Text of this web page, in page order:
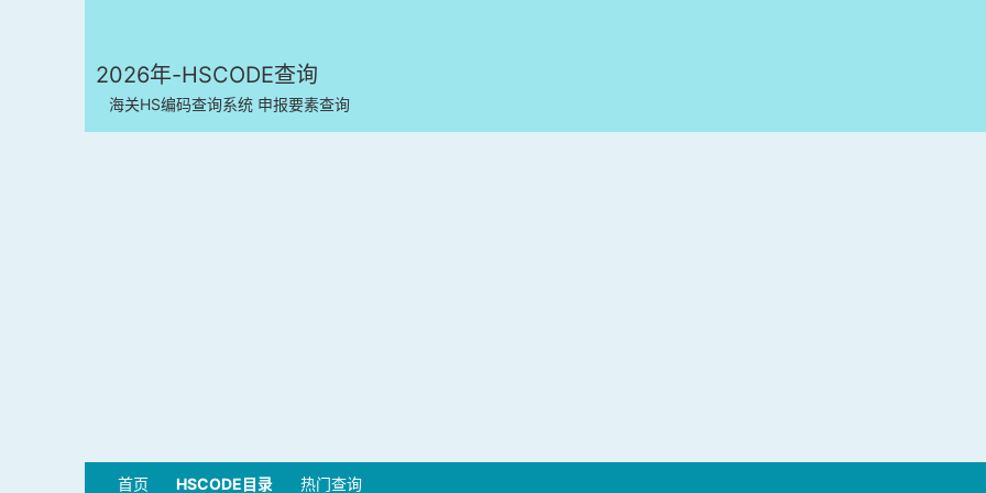
2026年-HSCODE查询
海关HS编码查询系统 申报要素查询
首页 HSCODE目录 热门查询